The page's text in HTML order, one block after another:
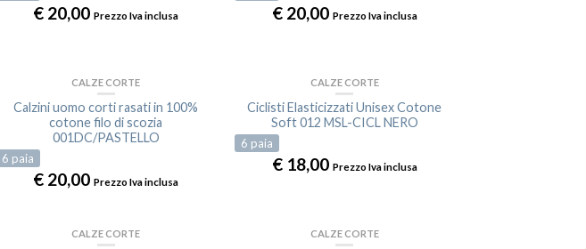
€ 20,00 Prezzo Iva inclusa €20,00 Prezzo Iva inclusa
CALZE CORTE
Calzini uomo corti rasati in 100%
cotone filo di scozia
001DC/PASTELLO
6 paia
€ 20,00 Prezzo Iva inclusa
CALZE CORTE
Ciclisti Elasticizzati Unisex Cotone
Soft 012 MSL-CICL NERO
6 paia
€18,00 Prezzo Iva inclusa
CALZE CORTE CALZE CORTE